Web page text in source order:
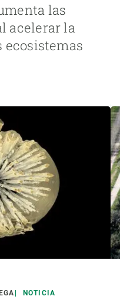
las
acelerar la
ecosistemas
NOTICIA